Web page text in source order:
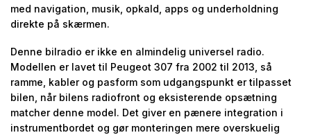
med navigation, musik, opkald, apps og underholdning
direkte på skærmen.
Denne bilradio er ikke en almindelig universel radio.
Modellen er lavet til Peugeot 307 fra 2002 til 2013, så
ramme, kabler og pasform som udgangspunkt er tilpasset
bilen, når bilens radiofront og eksisterende opsætning
matcher denne model. Det giver en pænere integration i
instrumentbordet og gør monteringen mere overskuelig